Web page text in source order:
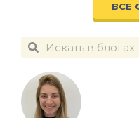
ВСЕ